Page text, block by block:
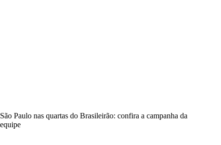
São Paulo nas quartas do Brasileirão: confira a campanha da
equipe